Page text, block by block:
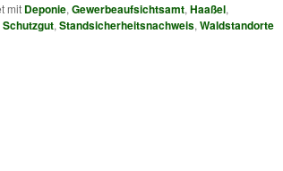
mit Deponie, Gewerbeaufsichtsamt, Haaßel,
Schutzgut, Standsicherheitsnachweis, Waldstandorte